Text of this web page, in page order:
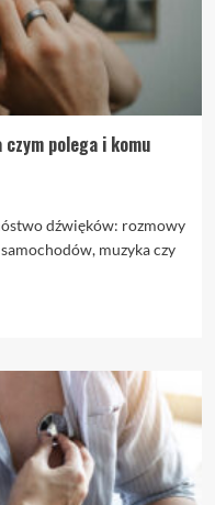
czym polega i komu
dźwięków: rozmowy
muzyka czy